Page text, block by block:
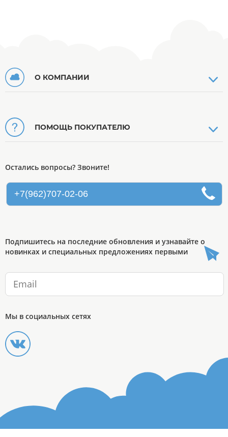
О КОМПАНИИ
ПОМОЩЬ ПОКУПАТЕЛЮ
Остались вопросы? Звоните!
+7(962)707-02-06
Подпишитесь на последние обновления и узнавайте о
новинках и специальных предложениях первыми
Мы в социальных сетях